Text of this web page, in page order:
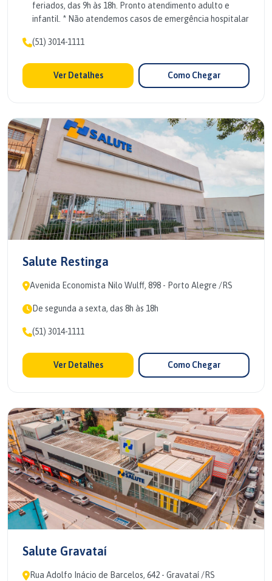
feriados, das 9h às 18h. Pronto atendimento adulto e
infantil. * Não atendemos casos de emergência hospitalar
(51) 3014-1111
Ver Detalhes Como Chegar
Salute Restinga
Avenida Economista Nilo Wulff, 898 - Porto Alegre /RS
De segunda a sexta, das 8h às 18h
(51) 3014-1111
Ver Detalhes Como Chegar
Salute Gravataí
Rua Adolfo Inácio de Barcelos, 642 - Gravataí /RS